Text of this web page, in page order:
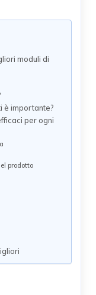
moduli di
è importante?
per ogni
prodotto